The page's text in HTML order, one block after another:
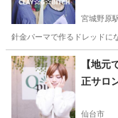
宮城野原
針金パーマで作るドレッドに
宮城 仙台市 宮城野
【地
正サロ
仙台市